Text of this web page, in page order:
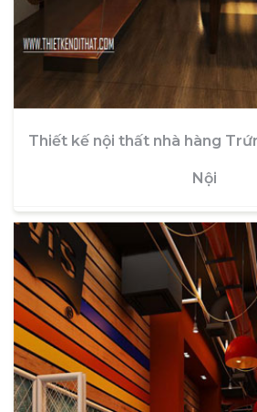
Thiết kế nội thất nhà hàng
Nội